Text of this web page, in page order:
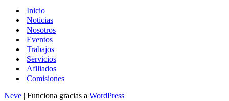
Inicio
Noticias
Nosotros
Eventos
Trabajos
Servicios
Afiliados
Comisiones
Neve | Funciona gracias a WordPress